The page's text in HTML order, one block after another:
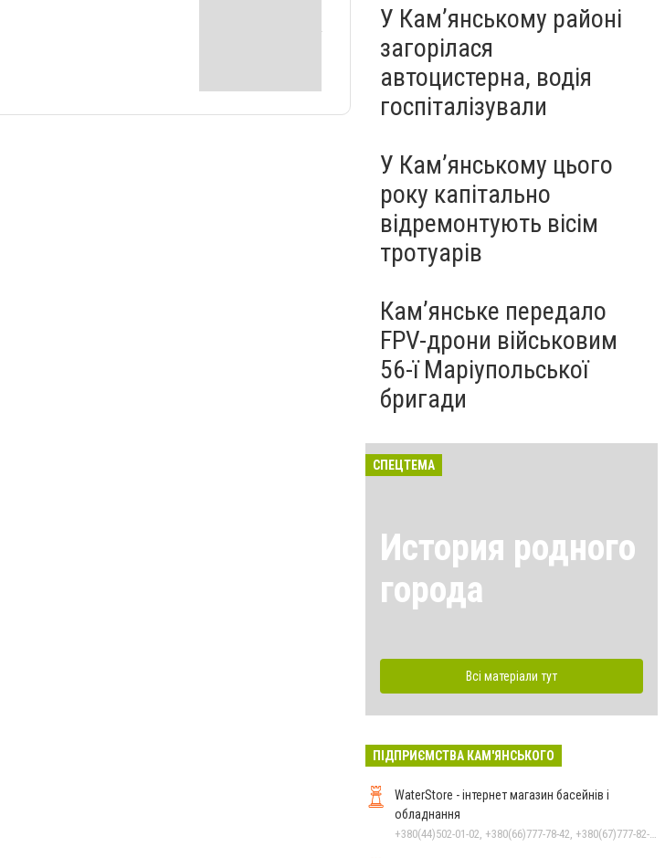
У Кам’янському районі
загорілася
автоцистерна, водія
госпіталізували
У Кам’янському цього
року капітально
відремонтують вісім
тротуарів
Кам’янське передало
FPV-дрони військовим
56-ї Маріупольської
бригади
СПЕЦТЕМА
История родного
города
Всі матеріали тут
ПІДПРИЄМСТВА КАМ'ЯНСЬКОГО
WaterStore - інтернет магазин басейнів і
обладнання